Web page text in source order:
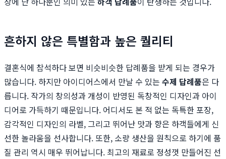
흔하지 않은 특별함과 높은 퀄리티
결혼식에 참석하다 보면 비슷비슷한 답례품을 받게 되는 경우가
많습니다. 하지만 아이디어스에서 만날 수 있는 수제 답례품은 다
릅니다. 작가의 창의성과 개성이 반영된 독창적인 디자인과 아이
디어로 가득하기 때문입니다. 어디서도 본 적 없는 독특한 포장,
감각적인 디자인의 라벨, 그리고 뛰어난 맛과 향은 하객들에게 신
선한 놀라움을 선사합니다. 또한, 소량 생산을 원칙으로 하기에 품
질 관리 역시 매우 뛰어납니다. 최고의 재료로 정성껏 만들어진 선